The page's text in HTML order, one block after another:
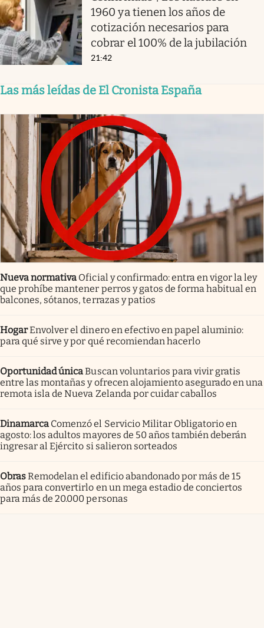
1960 ya tienen los años de
cotización necesarios para
cobrar el 100% de la jubilación
21:42
Las más leídas de El Cronista España
Nueva normativa Oficial y confirmado: entra en vigor la ley
que prohíbe mantener perros y gatos de forma habitual en
balcones, sótanos, terrazas y patios
HogarEnvolver el dinero en efectivo en papel aluminio:
para qué sirve y por qué recomiendan hacerlo
Oportunidad únicaBuscan voluntarios para vivir gratis
entre las montañas y ofrecen alojamiento asegurado en una
remota isla de Nueva Zelanda por cuidar caballos
Dinamarca Comenzó el Servicio Militar Obligatorio en
agosto: los adultos mayores de 50 años también deberán
ingresar al Ejército si salieron sorteados
ObrasRemodelan el edificio abandonado por más de 15
años para convertirlo en un mega estadio de conciertos
para más de 20.000 personas